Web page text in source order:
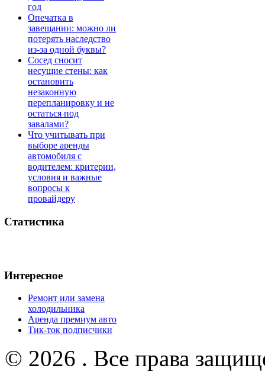
год
Опечатка в
завещании: можно ли
потерять наследство
из-за одной буквы?
Сосед сносит
несущие стены: как
остановить
незаконную
перепланировку и не
остаться под
завалами?
Что учитывать при
выборе аренды
автомобиля с
водителем: критерии,
условия и важные
вопросы к
провайдеру
Статистика
Интересное
Ремонт или замена
холодильника
Аренда премиум авто
Тик-ток подписчики
© 2026 . Все права